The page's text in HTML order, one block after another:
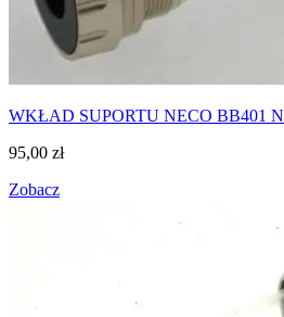
WKŁAD SUPORTU NECO BB401 N
95,00 zł
Zobacz